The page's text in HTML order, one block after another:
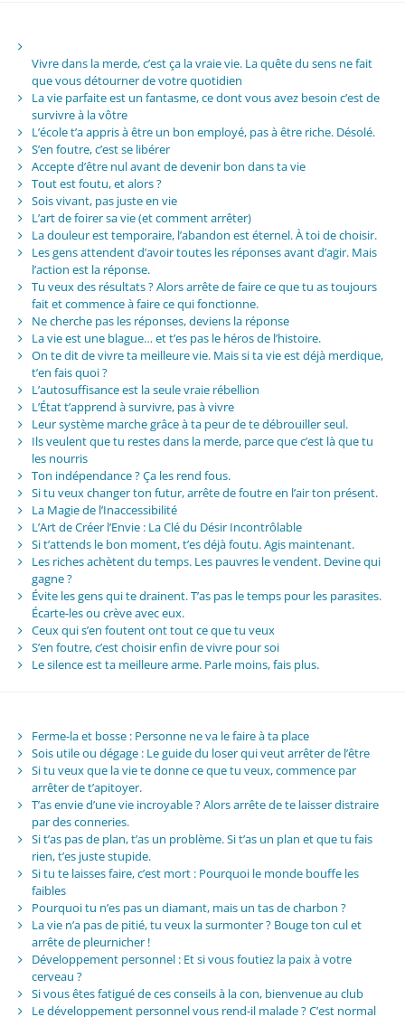
Vivre dans la merde, c’est ça la vraie vie. La quête du sens ne fait
que vous détourner de votre quotidien
La vie parfaite est un fantasme, ce dont vous avez besoin c’est de
survivre à la vôtre
L’école t’a appris à être un bon employé, pas à être riche. Désolé.
S’en foutre, c’est se libérer
Accepte d’être nul avant de devenir bon dans ta vie
Tout est foutu, et alors ?
Sois vivant, pas juste en vie
L’art de foirer sa vie (et comment arrêter)
La douleur est temporaire, l’abandon est éternel. À toi de choisir.
Les gens attendent d’avoir toutes les réponses avant d’agir. Mais
l’action est la réponse.
Tu veux des résultats ? Alors arrête de faire ce que tu as toujours
fait et commence à faire ce qui fonctionne.
Ne cherche pas les réponses, deviens la réponse
La vie est une blague… et t’es pas le héros de l’histoire.
On te dit de vivre ta meilleure vie. Mais si ta vie est déjà merdique,
t’en fais quoi ?
L’autosuffisance est la seule vraie rébellion
L’État t’apprend à survivre, pas à vivre
Leur système marche grâce à ta peur de te débrouiller seul.
Ils veulent que tu restes dans la merde, parce que c’est là que tu
les nourris
Ton indépendance ? Ça les rend fous.
Si tu veux changer ton futur, arrête de foutre en l’air ton présent.
La Magie de l’Inaccessibilité
L’Art de Créer l’Envie : La Clé du Désir Incontrôlable
Si t’attends le bon moment, t’es déjà foutu. Agis maintenant.
Les riches achètent du temps. Les pauvres le vendent. Devine qui
gagne ?
Évite les gens qui te drainent. T’as pas le temps pour les parasites.
Écarte-les ou crève avec eux.
Ceux qui s’en foutent ont tout ce que tu veux
S’en foutre, c’est choisir enfin de vivre pour soi
Le silence est ta meilleure arme. Parle moins, fais plus.
Ferme-la et bosse : Personne ne va le faire à ta place
Sois utile ou dégage : Le guide du loser qui veut arrêter de l’être
Si tu veux que la vie te donne ce que tu veux, commence par
arrêter de t’apitoyer.
T’as envie d’une vie incroyable ? Alors arrête de te laisser distraire
par des conneries.
Si t’as pas de plan, t’as un problème. Si t’as un plan et que tu fais
rien, t’es juste stupide.
Si tu te laisses faire, c’est mort : Pourquoi le monde bouffe les
faibles
Pourquoi tu n’es pas un diamant, mais un tas de charbon ?
La vie n’a pas de pitié, tu veux la surmonter ? Bouge ton cul et
arrête de pleurnicher !
Développement personnel : Et si vous foutiez la paix à votre
cerveau ?
Si vous êtes fatigué de ces conseils à la con, bienvenue au club
Le développement personnel vous rend-il malade ? C’est normal